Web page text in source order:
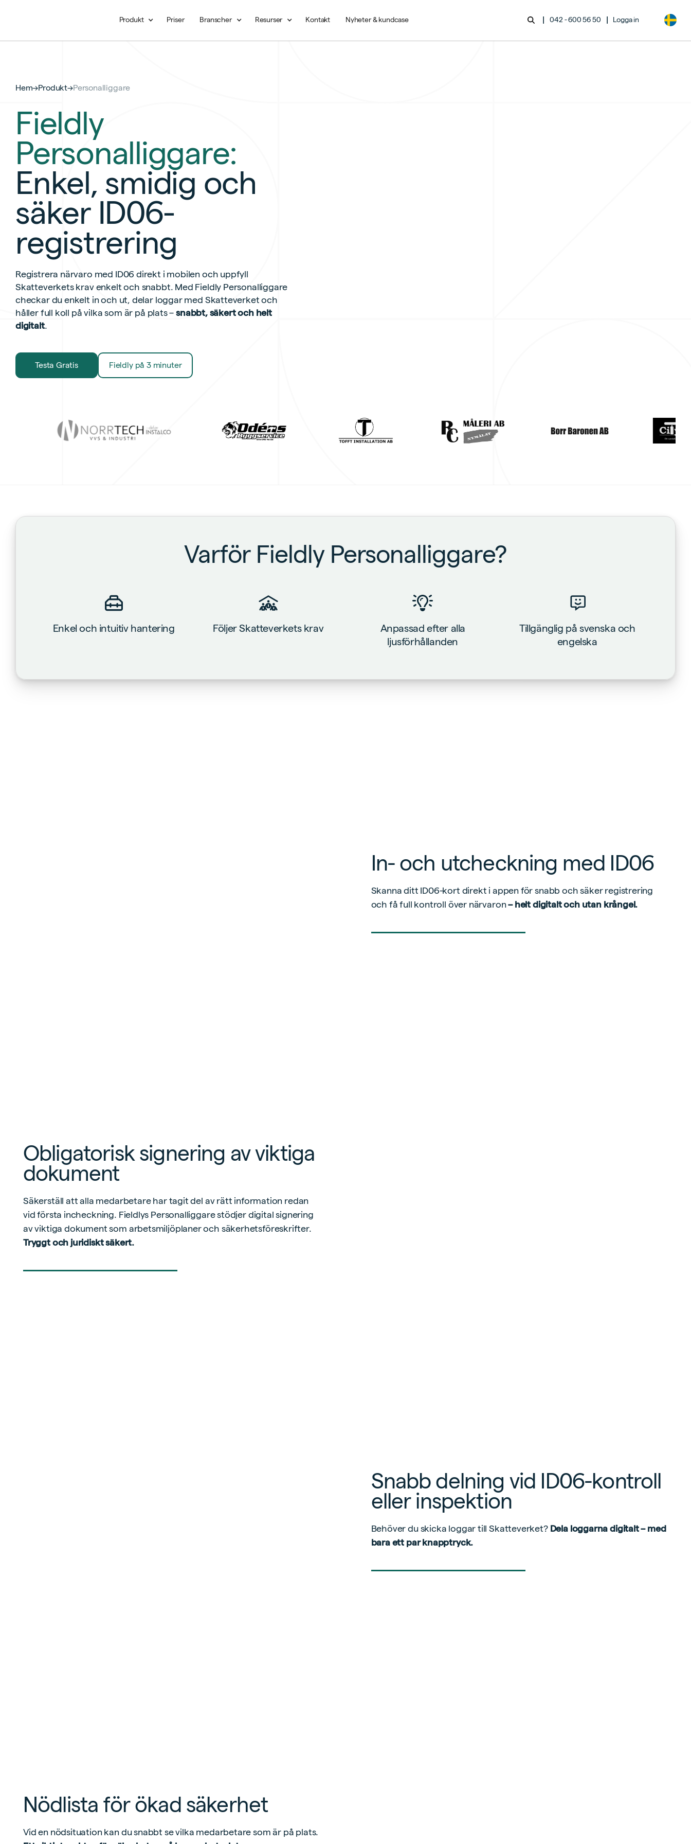
Produkt Priser Branscher Resurser Kontakt Nyheter & kundcase | 042 - 600 56 50 | Logga in
Hem→Produkt→Personalliggare
Fieldly
Personalliggare:
Enkel, smidig och
säker ID06-
registrering
Registrera närvaro med ID06 direkt i mobilen och uppfyll
Skatteverkets krav enkelt och snabbt. Med Fieldly Personalliggare
checkar du enkelt in och ut, delar loggar med Skatteverket och
håller full koll på vilka som är på plats –snabbt, säkert och helt
digitalt.
Testa Gratis Fieldly på 3 minuter
Varför Fieldly Personalliggare?
Enkel och intuitiv hantering Följer Skatteverkets krav
Anpassad efter alla
ljusförhållanden
Tillgänglig på svenska och
engelska
In- och utcheckning med ID06
Skanna ditt ID06-kort direkt i appen för snabb och säker registrering
och få full kontroll över närvaron– helt digitalt och utan krångel.
Obligatorisk signering av viktiga
dokument
Säkerställ att alla medarbetare har tagit del av rätt information redan
vid första incheckning. Fieldlys Personalliggare stödjer digital signering
av viktiga dokument som arbetsmiljöplaner och säkerhetsföreskrifter.
Tryggt och juridiskt säkert.
Snabb delning vid ID06-kontroll
eller inspektion
Behöver du skicka loggar till Skatteverket? Dela loggarna digitalt – med
bara ett par knapptryck.
Nödlista för ökad säkerhet
Vid en nödsituation kan du snabbt se vilka medarbetare som är på plats.